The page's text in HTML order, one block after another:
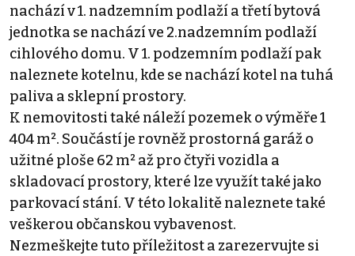
nachází v 1. nadzemním podlaží a třetí bytová
jednotka se nachází ve 2.nadzemním podlaží
cihlového domu. V 1. podzemním podlaží pak
naleznete kotelnu, kde se nachází kotel na tuhá
paliva a sklepní prostory.
K nemovitosti také náleží pozemek o výměře 1
404 m². Součástí je rovněž prostorná garáž o
užitné ploše 62 m² až pro čtyři vozidla a
skladovací prostory, které lze využít také jako
parkovací stání. V této lokalitě naleznete také
veškerou občanskou vybavenost.
Nezmeškejte tuto příležitost a zarezervujte si